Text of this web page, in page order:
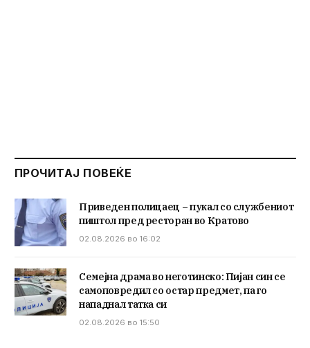
ПРОЧИТАЈ ПОВЕЌЕ
Приведен полицаец – пукал со службениот
пиштол пред ресторан во Кратово
02.08.2026 во 16:02
Семејна драма во неготинско: Пијан син се
самоповредил со остар предмет, па го
нападнал татка си
02.08.2026 во 15:50